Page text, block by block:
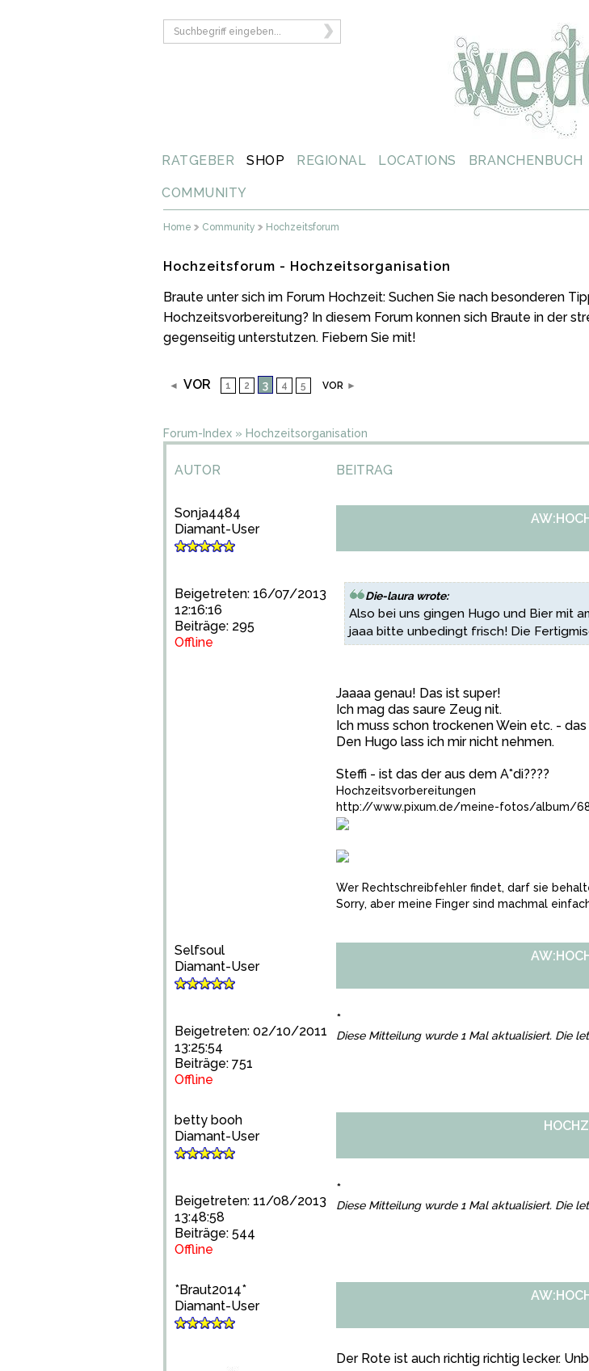
RATGEBER SHOP REGIONAL LOCATIONS BRANCHENBUCH
COMMUNITY
Home Community Hochzeitsforum
Hochzeitsforum - Hochzeitsorganisation
Braute unter sich im Forum Hochzeit: Suchen Sie nach besonderen
Hochzeitsvorbereitung? In diesem Forum konnen sich Braute in der
gegenseitig unterstutzen. Fiebern Sie mit!
◄ VOR 1 2 3 4 5 VOR ►
Forum-Index » Hochzeitsorganisation
AUTOR BEITRAG
Sonja4484
Diamant-User
Beigetreten: 16/07/2013
12:16:16
Beiträge: 295
Offline
Die-laura wrote:
Also bei uns gingen Hugo und Bier mit
jaaa bitte unbedingt frisch! Die
Jaaaa genau! Das ist super!
Ich mag das saure Zeug nit.
Ich muss schon trockenen Wein etc. -
Den Hugo lass ich mir nicht nehmen.
Steffi - ist das der aus dem A*di????
Hochzeitsvorbereitungen
http://www.pixum.de/meine-fotos/album/
Wer Rechtschreibfehler findet, darf sie
Sorry, aber meine Finger sind machmal
Selfsoul
Diamant-User
Beigetreten: 02/10/2011
13:25:54
Beiträge: 751
Offline
*
Diese Mitteilung wurde 1 Mal aktualisiert. Die
betty booh
Diamant-User
Beigetreten: 11/08/2013
13:48:58
Beiträge: 544
Offline
*
Diese Mitteilung wurde 1 Mal aktualisiert. Die
*Braut2014*
Diamant-User
Der Rote ist auch richtig richtig lecker.